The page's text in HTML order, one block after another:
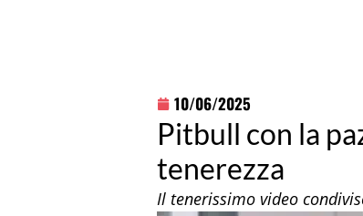
10/06/2025
Pitbull con la
tenerezza
Il tenerissimo video